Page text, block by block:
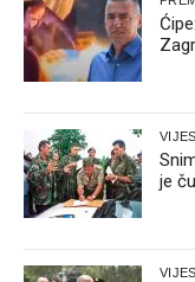
je